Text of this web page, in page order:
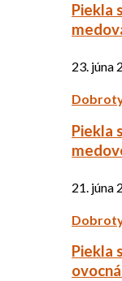
Piekla
23. júna
Piekla
21. júna
Piekla